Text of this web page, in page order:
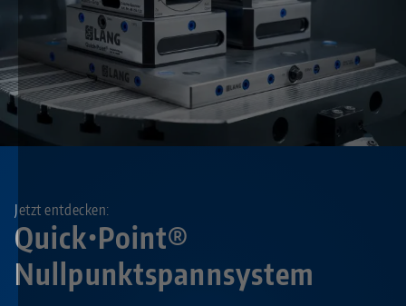
Quick•Point®
Nullpunktspannsystem
Jetzt entdecken: